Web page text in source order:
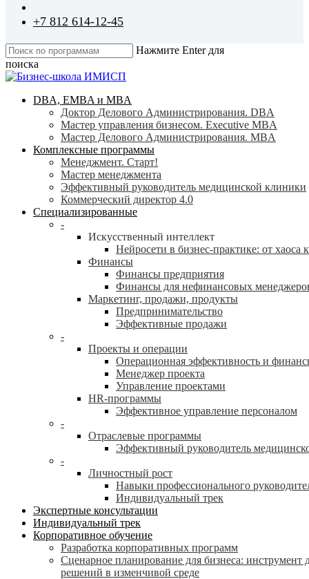
+7 812 614-12-45
Нажмите Enter для
поиска
Close
search
Menu
DBA, EMBA и MBA
Доктор Делового Администрирования. DBA
Мастер управления бизнесом. Executive MBA
Мастер Делового Администрирования. MBA
Комплексные программы
Менеджмент. Старт!
Мастер менеджмента
Эффективный руководитель медицинской клиники
Коммерческий директор 4.0
Специализированные
-
Искусственный интеллект
Нейросети в бизнес-практике: от хаоса
Финансы
Финансы предприятия
Финансы для нефинансовых
Маркетинг, продажи, продукты
Предпринимательство
Эффективные продажи
-
Проекты и операции
Операционная эффективность и
Менеджер проекта
Управление проектами
HR-программы
Эффективное управление персоналом
-
Отраслевые программы
Эффективный руководитель
-
Личностный рост
Навыки профессионального
Индивидуальный трек
Экспертные консультации
Индивидуальный трек
Корпоративное обучение
Разработка корпоративных программ
Сценарное планирование для бизнеса: инструмент
решений в изменчивой среде